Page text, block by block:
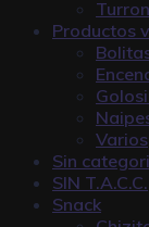
Productos
Varios
Sin
SIN T.A.C.C.
Snack